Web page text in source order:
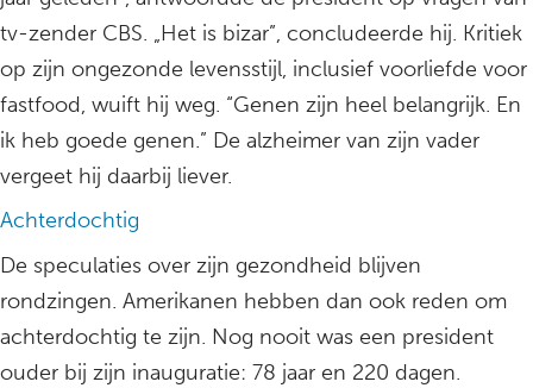
tv-zender CBS. „Het is bizar”, concludeerde hij. Kritiek
op zijn ongezonde levensstijl, inclusief voorliefde voor
fastfood, wuift hij weg. “Genen zijn heel belangrijk. En
ik heb goede genen.” De alzheimer van zijn vader
vergeet hij daarbij liever.
Achterdochtig
De speculaties over zijn gezondheid blijven
rondzingen. Amerikanen hebben dan ook reden om
achterdochtig te zijn. Nog nooit was een president
ouder bij zijn inauguratie: 78 jaar en 220 dagen.